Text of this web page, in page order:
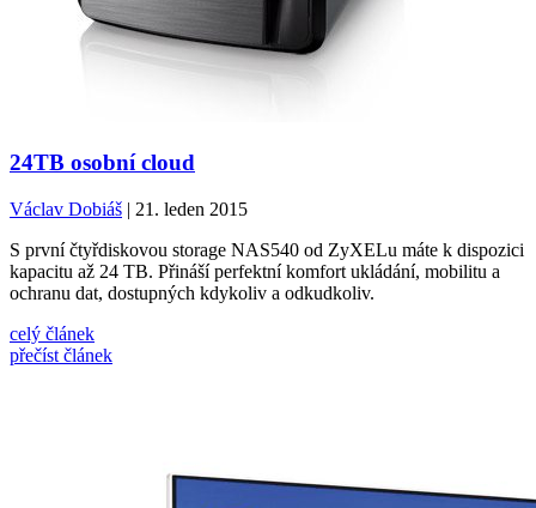
24TB osobní cloud
Václav Dobiáš | 21. leden 2015
S první čtyřdiskovou storage NAS540 od ZyXELu máte k dispozici
kapacitu až 24 TB. Přináší perfektní komfort ukládání, mobilitu a
ochranu dat, dostupných kdykoliv a odkudkoliv.
celý článek
přečíst článek